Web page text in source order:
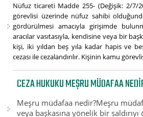
Nüfuz ticareti Madde 255- (Değişik: 2/7/
görevlisi üzerinde nüfuz sahibi
gördürülmesi amacıyla girişimde
aracılar vasıtasıyla, kendisine veya bir
kişi, iki yıldan beş yıla kadar hapis ve
cezası ile cezalandırılır. Kişinin kamu
CEZA HUKUKU MEŞRU MÜDAFAA
Meşru müdafaa nedir?Meşru
veya başkasına yönelik bir